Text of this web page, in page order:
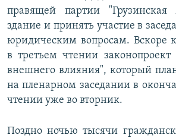
правящей партии
здание и принять участие в
юридическим вопросам. Вскоре
в третьем чтении законопроект
внешнего влияния", который
на пленарном заседании в
чтении уже во вторник.
Поздно ночью тысячи